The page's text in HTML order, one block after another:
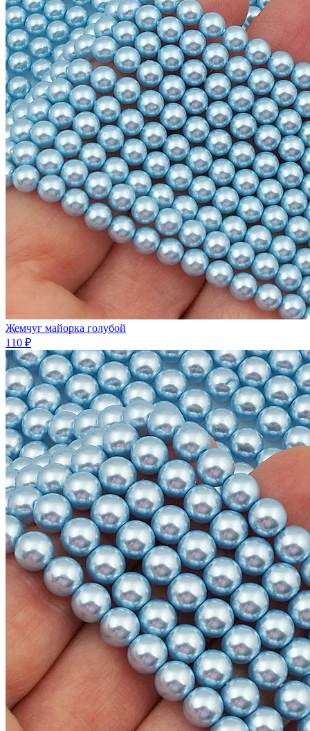
Жемчуг майорка голубой
110 ₽